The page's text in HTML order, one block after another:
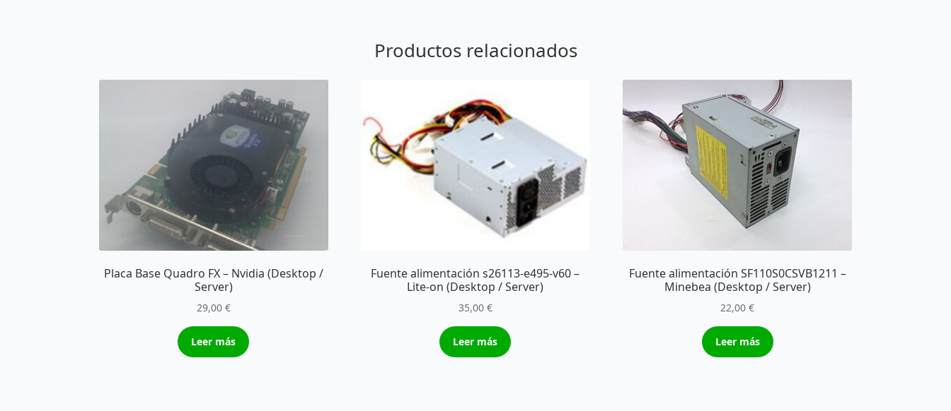
Productos relacionados
Placa Base Quadro FX – Nvidia (Desktop /
Server)
29,00 €
Leer más
Fuente alimentación s26113-e495-v60 –
Lite-on (Desktop / Server)
35,00 €
Leer más
Fuente alimentación SF110S0CSVB1211 –
Minebea (Desktop / Server)
22,00€
Leer más